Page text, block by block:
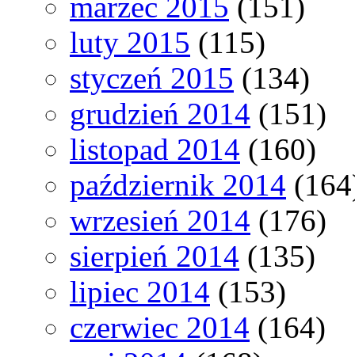
marzec 2015 (151)
luty 2015 (115)
styczeń 2015 (134)
grudzień 2014 (151)
listopad 2014 (160)
październik 2014
wrzesień 2014 (176)
sierpień 2014 (135)
lipiec 2014 (153)
czerwiec 2014 (164)